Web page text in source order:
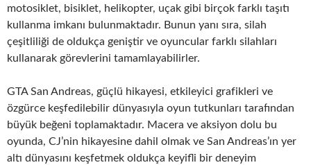
motosiklet, bisiklet, helikopter, uçak gibi birçok farklı taşıtı
kullanma imkanı bulunmaktadır. Bunun yanı sıra, silah
çeşitliliği de oldukça geniştir ve oyuncular farklı silahları
kullanarak görevlerini tamamlayabilirler.
GTA San Andreas, güçlü hikayesi, etkileyici grafikleri ve
özgürce keşfedilebilir dünyasıyla oyun tutkunları tarafından
büyük beğeni toplamaktadır. Macera ve aksiyon dolu bu
oyunda, CJ’nin hikayesine dahil olmak ve San Andreas’ın yer
altı dünyasını keşfetmek oldukça keyifli bir deneyim